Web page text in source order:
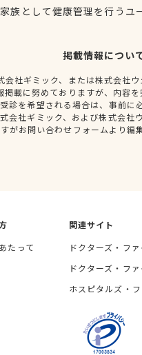
族として健康管理を行うユ
掲載情報につい
会社ギミック、または株式会社
掲載に努めておりますが、内容
診を希望される場合は、事前
会社ギミック、および株式会
がお問い合わせフォームより
たって
関連サイト
ドクターズ・フ
ドクターズ・フ
ホスピタルズ・